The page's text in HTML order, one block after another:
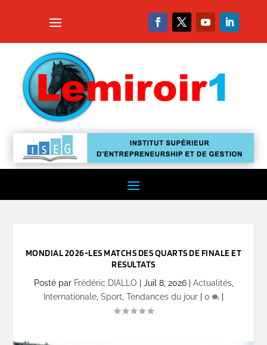
MONDIAL 2026-LES MATCHS DES QUARTS DE FINALE ET
RESULTATS
Posté par Frédéric DIALLO Juil 8, 2026| Actualités,
Internationale Sport Tendances du jour 0